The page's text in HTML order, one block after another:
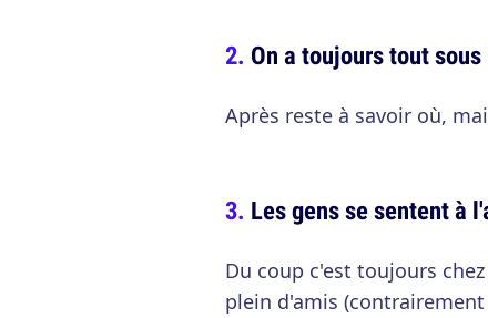
On a toujours tout
Après reste à savoir où,
Les gens se sentent à
Du coup c'est toujours
plein d'amis